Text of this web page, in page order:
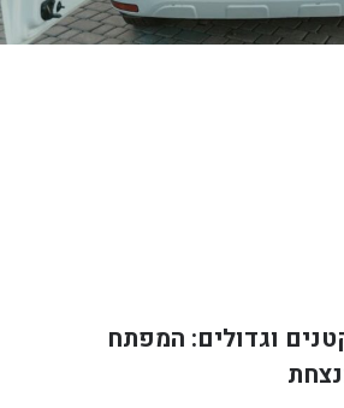
וגדולים: המפתח